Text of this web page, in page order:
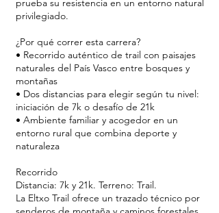
prueba su resistencia en un entorno natural
privilegiado.
¿Por qué correr esta carrera?
• Recorrido auténtico de trail con paisajes
naturales del País Vasco entre bosques y
montañas
• Dos distancias para elegir según tu nivel:
iniciación de 7k o desafío de 21k
• Ambiente familiar y acogedor en un
entorno rural que combina deporte y
naturaleza
Recorrido
Distancia: 7k y 21k. Terreno: Trail.
La Eltxo Trail ofrece un trazado técnico por